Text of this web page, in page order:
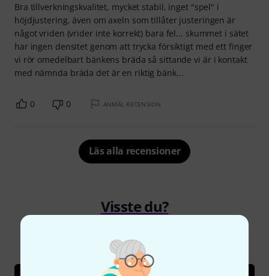
Bra tillverkningskvalitet, mycket stabil, inget "spel" i
höjdjustering, även om axeln som tillåter justeringen är
något vriden (vrider inte korrekt) bara fel... skummet i sätet
har ingen densitet genom att trycka försiktigt med ett finger
vi rör omedelbart bänkens bräda så sittande vi är i kontakt
med nämnda bräda det är en riktig bänk...
0 0 ANMÄL RECENSION
Läs alla recensioner
Visste du?